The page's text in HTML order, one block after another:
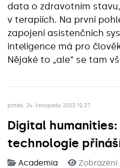
data o zdravotním
v terapiích. Na první
zapojení asistenčních
inteligence má pro
Nějaké to „ale“ se tam
pátek, 24. listopadu 2023 12:37
Digital humanities:
technologie
Academia